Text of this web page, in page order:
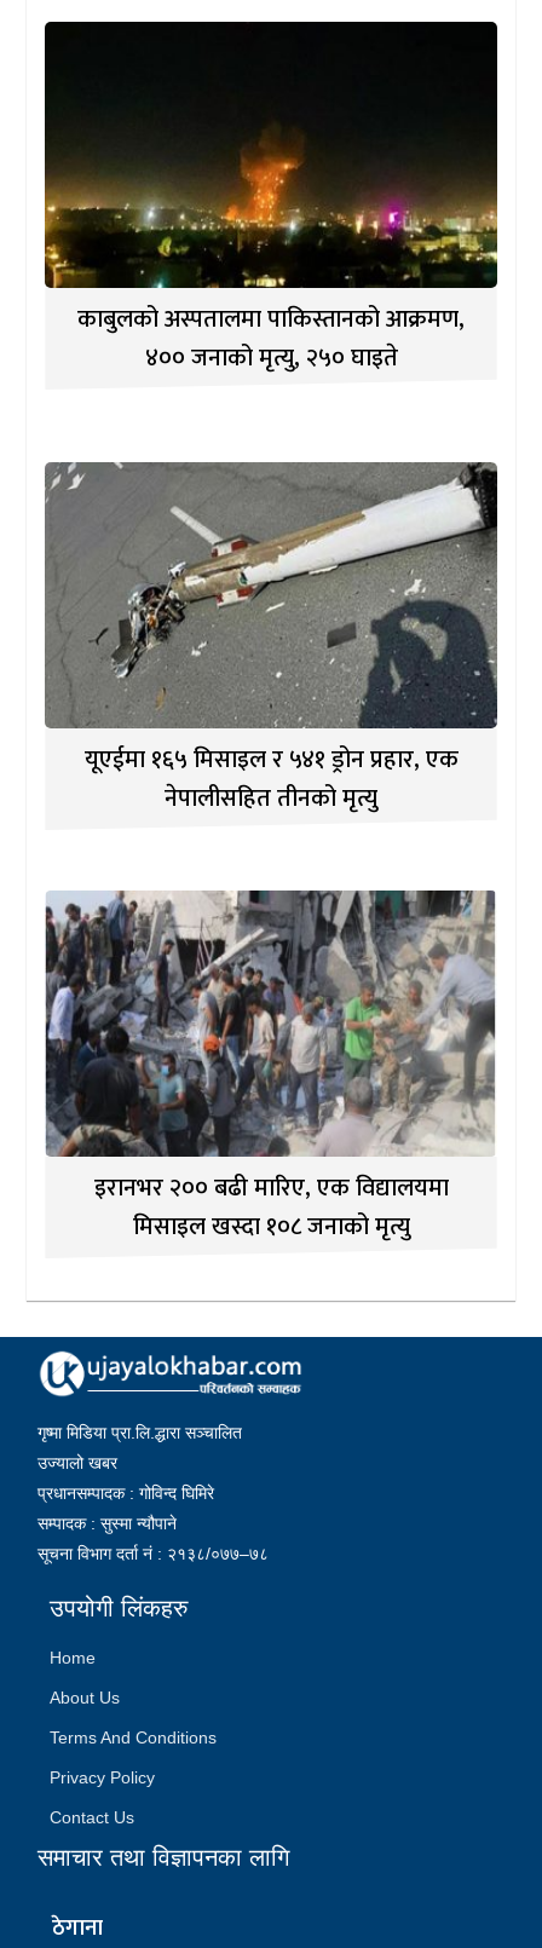
काबुलको अस्पतालमा पाकिस्तानको आक्रमण,
४०० जनाको मृत्यु, २५० घाइते
यूएईमा १६५ मिसाइल र ५४१ ड्रोन प्रहार, एक
नेपालीसहित तीनको मृत्यु
इरानभर २०० बढी मारिए, एक विद्यालयमा
मिसाइल खस्दा १०८ जनाको मृत्यु
गृष्मा मिडिया प्रा.लि.द्धारा सञ्चालित
उज्यालो खबर
प्रधानसम्पादक : गोविन्द घिमिरे
सम्पादक : सुस्मा न्यौपाने
सूचना विभाग दर्ता नं : २१३८/०७७–७८
उपयोगी लिंकहरु
Home
About Us
Terms And Conditions
Privacy Policy
Contact Us
समाचार तथा विज्ञापनका लागि
ठेगाना